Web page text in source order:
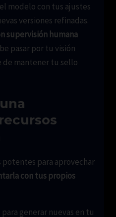
modelo con tus ajustes
versiones refinadas.
supervisión humana
pasar por tu visión
de mantener tu sello
potentes para aprovechar
con tus propios
generar nuevas en tu